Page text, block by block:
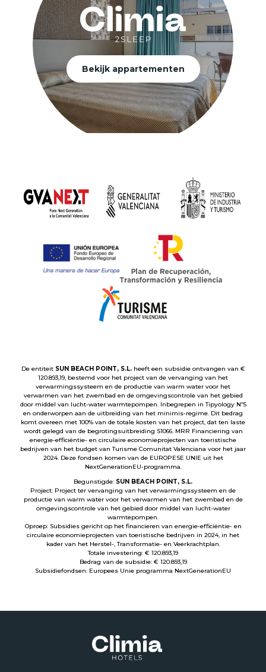
Bekijk appartementen
De entiteit SUN BEACH POINT, S.L.heeft een subsidie ontvangen van €
120.893,19, bestemd voor het project van de vervanging van het
verwarmingssysteem en de productie van warm water voor het
verwarmen van het zwembad en de omgevingscontrole van het gebied
door middel van lucht-water warmtepompen. Inbegrepen in Tipyology Nº5
en onderworpen aan de uitbreiding van het minimis-regime. Dit bedrag
komt overeen met 100% van de totale kosten van het project, dat ten laste
wordt gelegd van de begrotingsuitbreiding S1066. MRR Financiering van
energie-efficiëntie- en circulaire economieprojecten van toeristische
bedrijven van het budget van Turisme Comunitat Valenciana voor het jaar
2024. Deze fondsen komen van de EUROPESE UNIE uit het
NextGenerationEU-programma.
Begunstigde: SUN BEACH POINT, S.L.
Project: Project ter vervanging van het verwarmingssysteem en de
productie van warm water voor het verwarmen van het zwembad en de
omgevingscontrole van het gebied door middel van lucht-water
warmtepompen.
Oproep: Subsidies gericht op het financieren van energie-efficiëntie- en
circulaire economieprojecten van toeristische bedrijven in 2024, in het
kader van het Herstel-, Transformatie- en Veerkrachtplan.
Totale investering: € 120.893,19
Bedrag van de subsidie: € 120.893,19
Subsidiefondsen: Europees Unie programma NextGenerationEU